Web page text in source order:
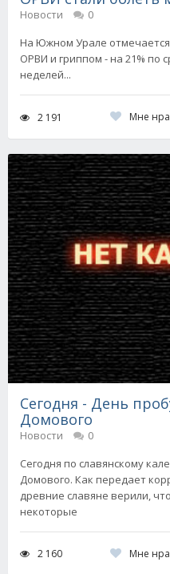
Новости
0
На Южном Урале
ОРВИ и гриппом - на 21% по
неделей...
2 191 Мне
Сегодня - День
Домового
Новости
0
Сегодня по славянскому
Домового. Как передает
древние славяне верили,
некоторые
2 160 Мне